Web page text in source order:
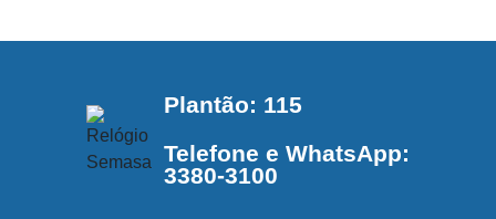
Plantão: 115
Telefone e WhatsApp:
3380-3100